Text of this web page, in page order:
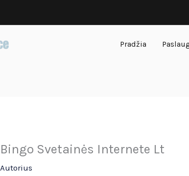
Pradžia
Bingo Svetainės Internete Lt
Autorius